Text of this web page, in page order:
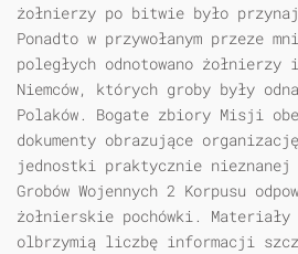
żołnierzy po bitwie było
Ponadto w przywołanym przeze
poległych odnotowano
Niemców, których groby były
Polaków. Bogate zbiory Misji
dokumenty obrazujące
jednostki praktycznie
Grobów Wojennych 2 Korpusu
żołnierskie pochówki.
olbrzymią liczbę informacji